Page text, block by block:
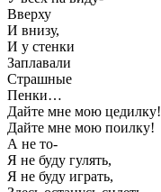
Вверху
И внизу,
И у стенки
Заплавали
Страшные
Пенки…
Дайте мне мою цедилку!
Дайте мне мою поилку!
А не то-
Я не буду гулять,
Я не буду играть,